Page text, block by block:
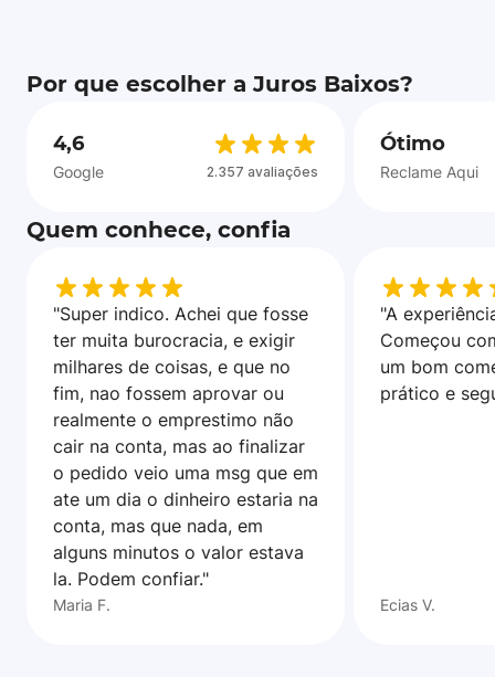
Por que escolher a Juros Baixos?
4,6
Google 2.357 avaliações
Ótimo
Reclame Aqui
Quem conhece, confia
"Super indico. Achei que fosse
ter muita burocracia, e exigir
milhares de coisas, e que no
fim, nao fossem aprovar ou
realmente o emprestimo não
cair na conta, mas ao finalizar
o pedido veio uma msg que em
ate um dia o dinheiro estaria na
conta, mas que nada, em
alguns minutos o valor estava
la. Podem confiar."
Maria F.
"A
Começou
um bom
prático e
Ecias V.